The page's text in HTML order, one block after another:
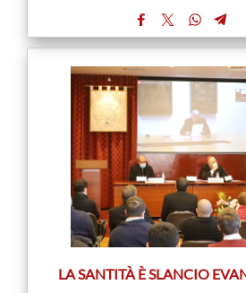
LA SANTITÀ È SLANCIO